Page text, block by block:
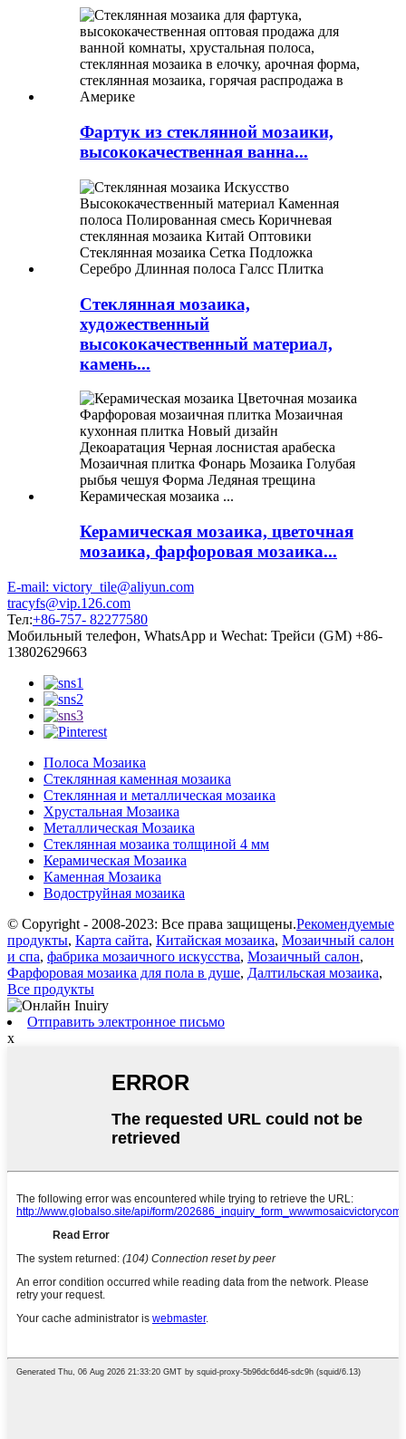
Фартук из стеклянной мозаики,
высококачественная ванна...
Стеклянная мозаика,
художественный
высококачественный материал,
камень...
Керамическая мозаика, цветочная
мозаика, фарфоровая мозаика...
E-mail: victory_tile@aliyun.com
tracyfs@vip.126.com
Тел:+86-757- 82277580
Мобильный телефон, WhatsApp и Wechat: Трейси (GM) +86-
13802629663
Полоса Мозаика
Стеклянная каменная мозаика
Стеклянная и металлическая мозаика
Хрустальная Мозаика
Металлическая Мозаика
Стеклянная мозаика толщиной 4 мм
Керамическая Мозаика
Каменная Мозаика
Водоструйная мозаика
© Copyright - 2008-2023: Все права защищены.Рекомендуемые
продукты, Карта сайта, Китайская мозаика, Мозаичный салон
и спа, фабрика мозаичного искусства, Мозаичный салон,
Фарфоровая мозаика для пола в душе, Далтильская мозаика,
Все продукты
Отправить электронное письмо
x